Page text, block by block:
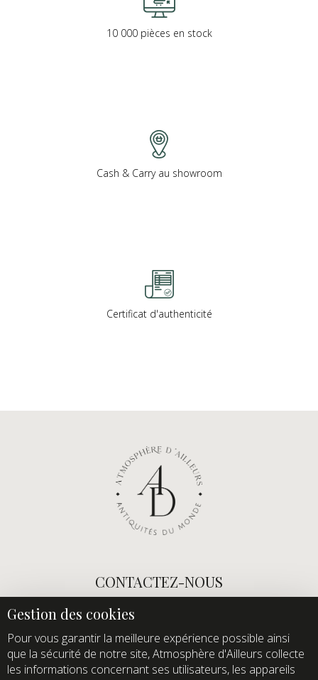
10 000 pièces en stock
Cash & Carry au showroom
Certificat d'authenticité
CONTACTEZ-NOUS
info@atmospheredailleurs.com
Tel :
+33 (0)1 60 12 68 26
Domaine de Quincampoix
Route de Roussigny
Pour vous garantir la meilleure expérience possible ainsi
que la sécurité de notre site, Atmosphère d'Ailleurs collecte
les informations concernant ses utilisateurs, les appareils